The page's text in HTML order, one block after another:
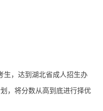
生，达到湖北省成人招生办
，将分数从高到底进行择优